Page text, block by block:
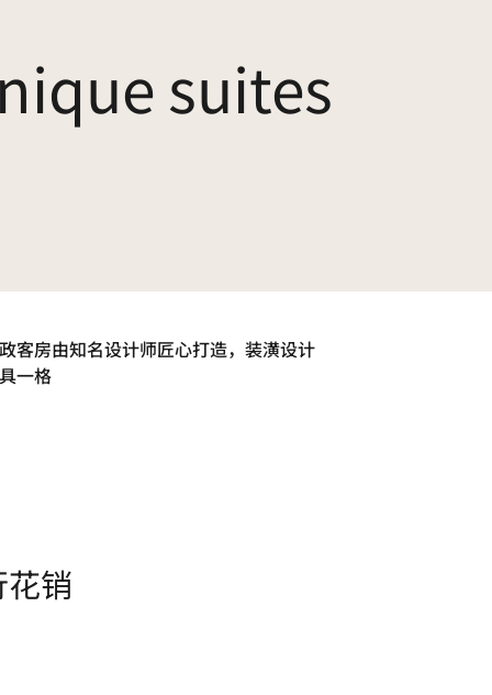
suites
客房由知名设计师匠心打造，装潢设计
一格
销